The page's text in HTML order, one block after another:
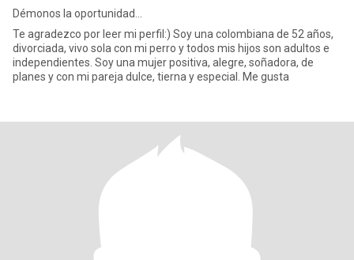
Démonos la oportunidad...
Te agradezco por leer mi perfil:) Soy una colombiana de 52 años,
divorciada, vivo sola con mi perro y todos mis hijos son adultos e
independientes. Soy una mujer positiva, alegre, soñadora, de
planes y con mi pareja dulce, tierna y especial. Me gusta